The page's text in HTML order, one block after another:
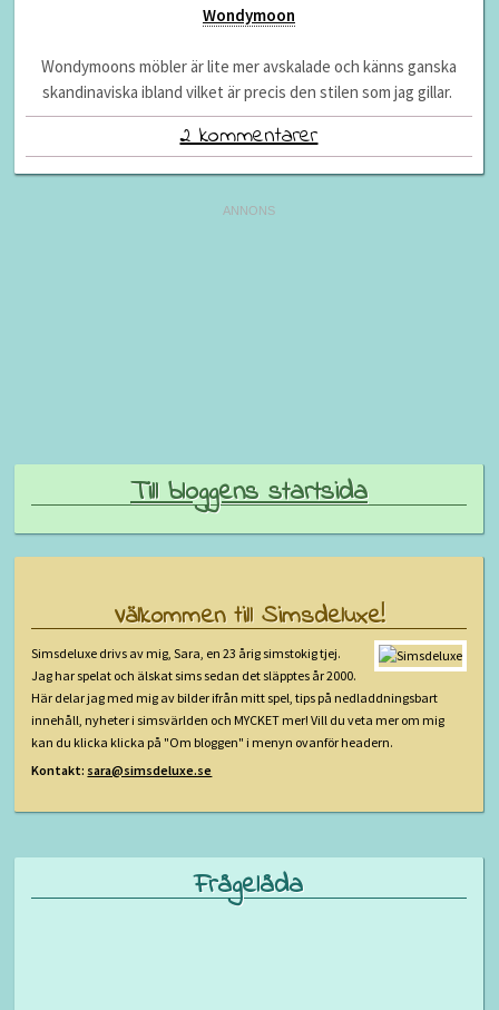
Wondymoon
Wondymoons möbler är lite mer avskalade och känns ganska
skandinaviska ibland vilket är precis den stilen som jag gillar.
2 kommentarer
Till bloggens startsida
Välkommen till Simsdeluxe!
Simsdeluxe drivs av mig, Sara, en 23 årig simstokig tjej.
Jag har spelat och älskat sims sedan det släpptes år 2000.
Här delar jag med mig av bilder ifrån mitt spel, tips på nedladdningsbart
innehåll, nyheter i simsvärlden och MYCKET mer! Vill du veta mer om mig
kan du klicka klicka på "Om bloggen" i menyn ovanför headern.
Kontakt: sara@simsdeluxe.se
Frågelåda